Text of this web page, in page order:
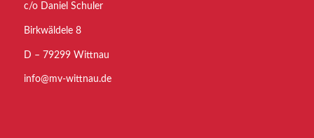
c/o Daniel Schuler
Birkwäldele 8
D – 79299 Wittnau
info@mv-wittnau.de